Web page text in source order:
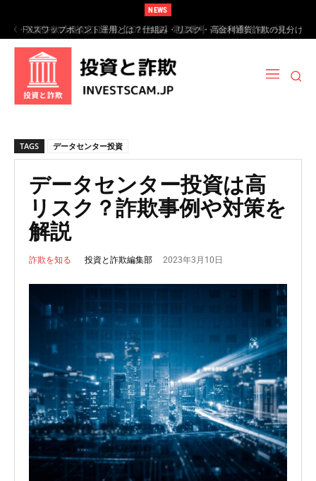
NEWS
FXスワップポイント運用とは？仕組み・リスク・高金利通貨詐欺の見分け
方
TAGS データセンター投資
データセンター投資は高
リスク？詐欺事例や対策を
解説
詐欺を知る 投資と詐欺編集部 2023年3月10日